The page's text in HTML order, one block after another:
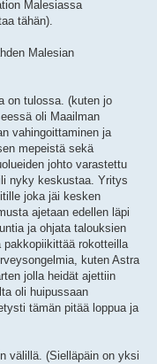
Malesiassa
tähän).
Malesian
on tulossa. (kuten jo
oli Maailman
vahingoittaminen ja
mepeistä sekä
johto varastettu
nyky keskustaa. Yritys
joka jäi kesken
ajetaan edellen läpi
ja ohjata talouksien
pakkopiikittää rokotteilla
kuten Astra
jolla heidät ajettiin
oli huipussaan
tämän pitää loppua ja
välillä. (Sielläpäin on yksi